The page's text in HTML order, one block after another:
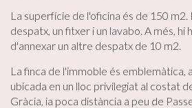
La superfície de l'oficina és de 150 m2.
despatx, un fitxer i un lavabo. A més, hi
d'annexar un altre despatx de 10 m2.
La finca de l'immoble és emblemàtica,
ubicada en un lloc privilegiat al costat
Gràcia, ia poca distància a peu de
Aquest lloc web utilitza cookies
informació amb la finalitat de millorar
Si continua navegant, suposa
de les mateixes. L'usuari té la
navegador podent, si així ho desitja,
instal·lades al disc dur, encara que
compte que aquesta acció podrà
navegació de la pàgina web.